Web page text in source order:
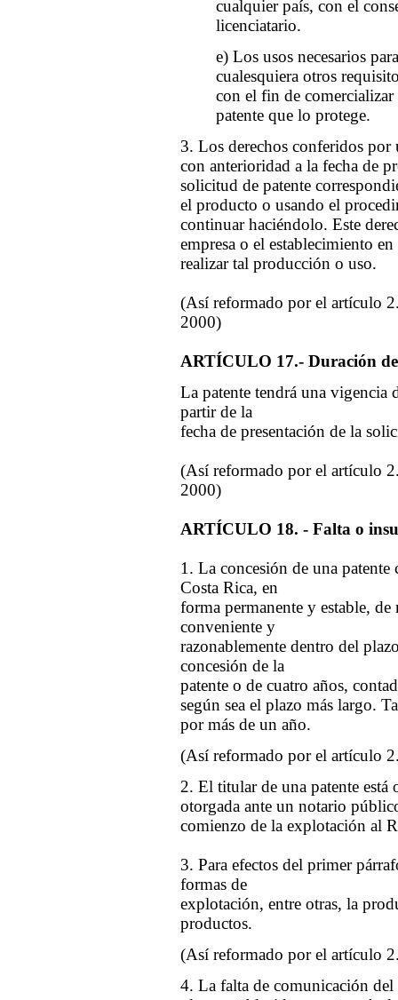
cualquier país, con el
licenciatario.
e) Los usos necesarios
cualesquiera otros
con el fin de
patente que lo protege.
3. Los derechos conferidos por
con anterioridad a la fecha de
solicitud de patente
el producto o usando el
continuar haciéndolo. Este
empresa o el establecimiento
realizar tal producción o uso.
(Así reformado por el artículo
2000)
ARTÍCULO 17.- Duración
La patente tendrá una vigencia
partir de la
fecha de presentación de la
(Así reformado por el artículo
2000)
ARTÍCULO 18. - Falta o
1. La concesión de una
Costa Rica, en
forma permanente y estable,
conveniente y
razonablemente dentro del
concesión de la
patente o de cuatro años,
según sea el plazo más largo.
por más de un año.
(Así reformado por el artículo
2. El titular de una patente
otorgada ante un notario
comienzo de la explotación al
3. Para efectos del primer
formas de
explotación, entre otras, la
productos.
(Así reformado por el artículo
4. La falta de comunicación